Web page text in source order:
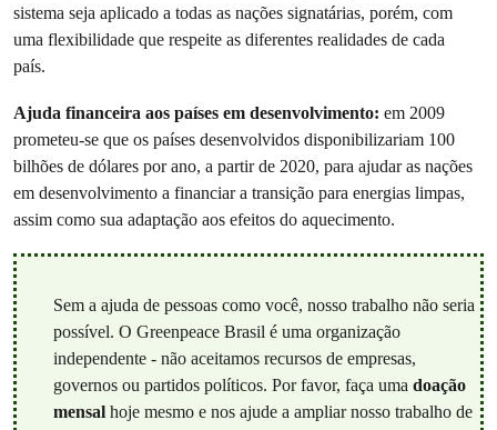
sistema seja aplicado a todas as nações signatárias, porém, com
uma flexibilidade que respeite as diferentes realidades de cada
país.
Ajuda financeira aos países em desenvolvimento: em 2009
prometeu-se que os países desenvolvidos disponibilizariam 100
bilhões de dólares por ano, a partir de 2020, para ajudar as nações
em desenvolvimento a financiar a transição para energias limpas,
assim como sua adaptação aos efeitos do aquecimento.
Sem a ajuda de pessoas como você, nosso trabalho não seria
possível. O Greenpeace Brasil é uma organização
independente - não aceitamos recursos de empresas,
governos ou partidos políticos. Por favor, faça uma doação
mensalhoje mesmo e nos ajude a ampliar nosso trabalho de